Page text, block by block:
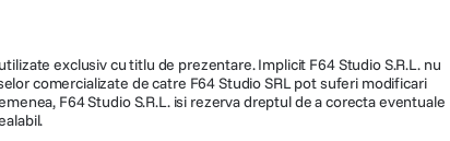
exclusiv cu titlu de prezentare. Implicit F64 Studio S.R.L. nu
comercializate de catre F64 Studio SRL pot suferi modificari
F64 Studio S.R.L. isi rezerva dreptul de a corecta eventuale